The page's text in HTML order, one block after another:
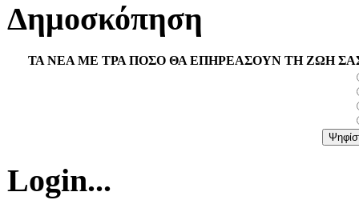
Δημοσκόπηση
ΤΑ ΝΕΑ ΜΕ ΤΡΑ ΠΟΣΟ ΘΑ ΕΠΗΡΕΑΣΟΥΝ ΤΗ ΖΩΗ
Login...